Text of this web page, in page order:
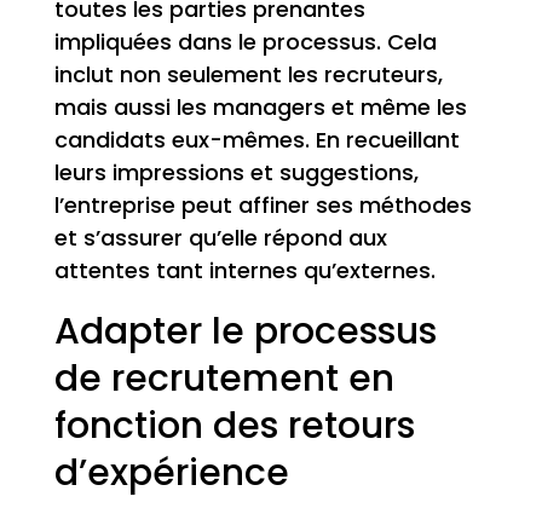
toutes les parties prenantes
impliquées dans le processus. Cela
inclut non seulement les recruteurs,
mais aussi les managers et même les
candidats eux-mêmes. En recueillant
leurs impressions et suggestions,
l’entreprise peut affiner ses méthodes
et s’assurer qu’elle répond aux
attentes tant internes qu’externes.
Adapter le processus
de recrutement en
fonction des retours
d’expérience